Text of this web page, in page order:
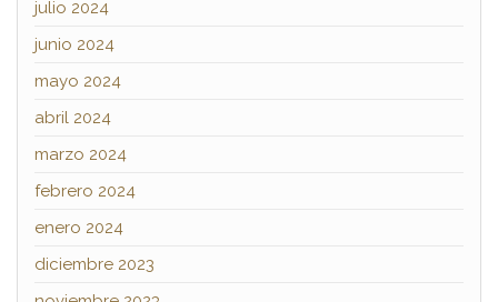
julio 2024
junio 2024
mayo 2024
abril 2024
marzo 2024
febrero 2024
enero 2024
diciembre 2023